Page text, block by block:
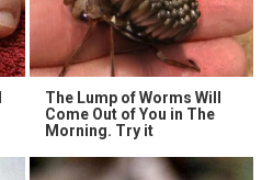
The Lump of Worms Will
Come Out of You in The
Morning. Try it